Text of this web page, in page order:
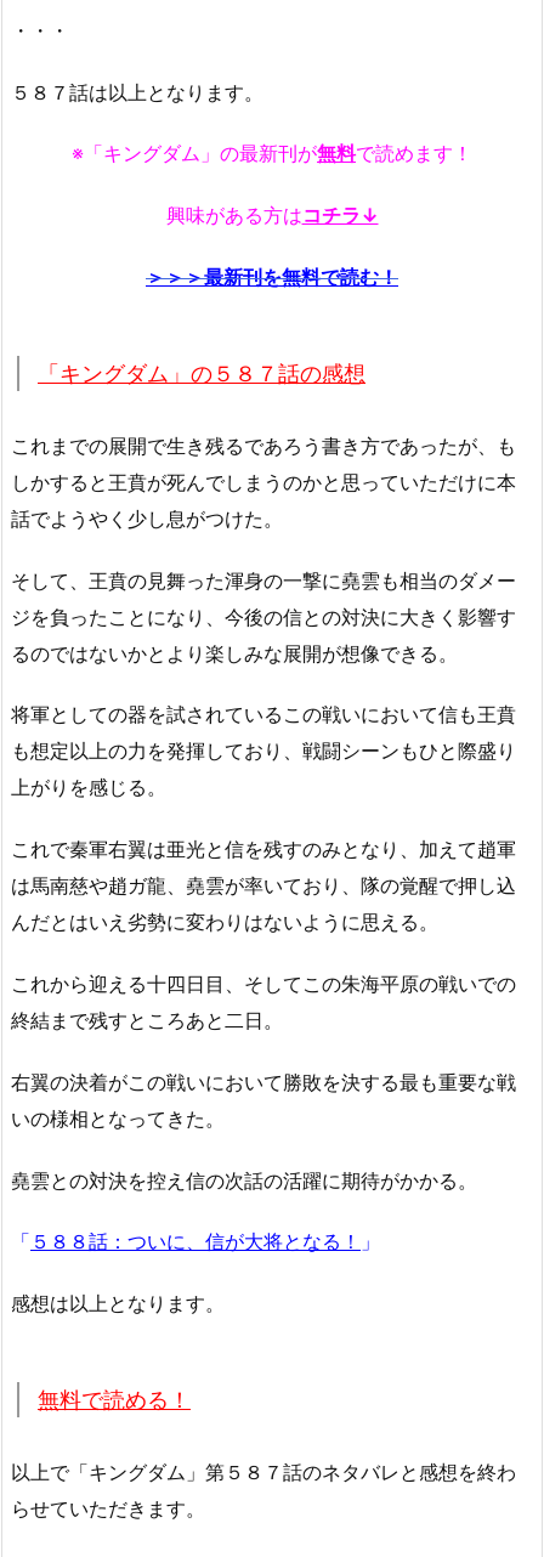
・・・
５８７話は以上となります。
※「キングダム」の最新刊が無料で読めます！
興味がある方はコチラ↓
＞＞＞最新刊を無料で読む！
「キングダム」の５８７話の感想
これまでの展開で生き残るであろう書き方であったが、も
しかすると王賁が死んでしまうのかと思っていただけに本
話でようやく少し息がつけた。
そして、王賁の見舞った渾身の一撃に堯雲も相当のダメー
ジを負ったことになり、今後の信との対決に大きく影響す
るのではないかとより楽しみな展開が想像できる。
将軍としての器を試されているこの戦いにおいて信も王賁
も想定以上の力を発揮しており、戦闘シーンもひと際盛り
上がりを感じる。
これで秦軍右翼は亜光と信を残すのみとなり、加えて趙軍
は馬南慈や趙ガ龍、堯雲が率いており、隊の覚醒で押し込
んだとはいえ劣勢に変わりはないように思える。
これから迎える十四日目、そしてこの朱海平原の戦いでの
終結まで残すところあと二日。
右翼の決着がこの戦いにおいて勝敗を決する最も重要な戦
いの様相となってきた。
堯雲との対決を控え信の次話の活躍に期待がかかる。
「 ５８８話：ついに、信が大将となる！ 」
感想は以上となります。
無料で読める！
以上で「キングダム」第５８７話のネタバレと感想を終わ
らせていただきます。